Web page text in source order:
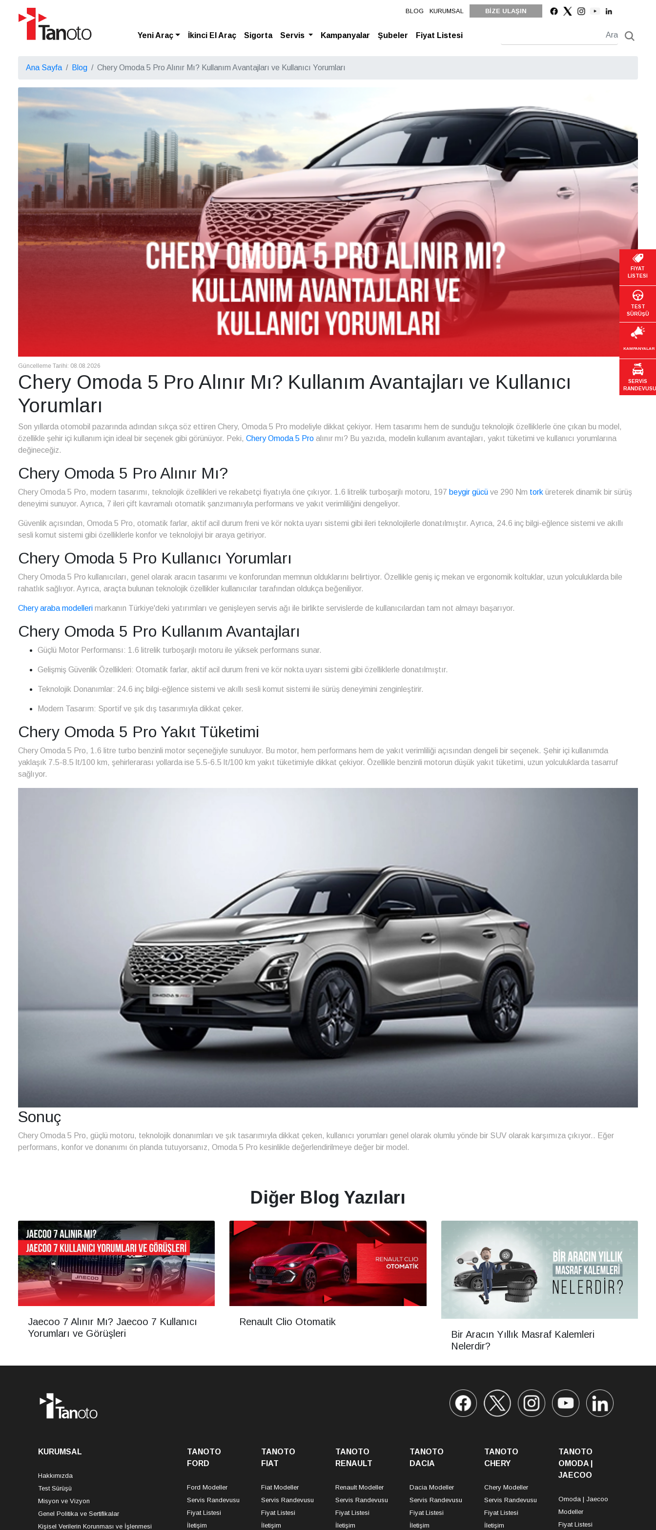
BLOG KURUMSAL BİZE ULAŞIN
Yeni Araç İkinci El Araç Sigorta Servis Kampanyalar Şubeler Fiyat Listesi
FİYAT
LİSTESİ
TEST
SÜRÜŞÜ
KAMPANYALAR
SERVİS
RANDEVUSU
Ana Sayfa Blog Chery Omoda 5 Pro Alınır Mı? Kullanım Avantajları ve Kullanıcı Yorumları
Güncelleme Tarihi: 08.08.2026
Chery Omoda 5 Pro Alınır Mı? Kullanım Avantajları ve Kullanıcı
Yorumları
Son yıllarda otomobil pazarında adından sıkça söz ettiren Chery, Omoda 5 Pro modeliyle dikkat çekiyor. Hem tasarımı hem de sunduğu teknolojik özelliklerle öne çıkan bu model,
özellikle şehir içi kullanım için ideal bir seçenek gibi görünüyor. Peki, Chery Omoda 5 Pro alınır mı? Bu yazıda, modelin kullanım avantajları, yakıt tüketimi ve kullanıcı yorumlarına
değineceğiz.
Chery Omoda 5 Pro Alınır Mı?
Chery Omoda 5 Pro, modern tasarımı, teknolojik özellikleri ve rekabetçi fiyatıyla öne çıkıyor. 1.6 litrelik turboşarjlı motoru, 197 beygir gücü ve 290 Nm tork üreterek dinamik bir sürüş
deneyimi sunuyor. Ayrıca, 7 ileri çift kavramalı otomatik şanzımanıyla performans ve yakıt verimliliğini dengeliyor.
Güvenlik açısından, Omoda 5 Pro, otomatik farlar, aktif acil durum freni ve kör nokta uyarı sistemi gibi ileri teknolojilerle donatılmıştır. Ayrıca, 24.6 inç bilgi-eğlence sistemi ve akıllı
sesli komut sistemi gibi özelliklerle konfor ve teknolojiyi bir araya getiriyor.
Chery Omoda 5 Pro Kullanıcı Yorumları
Chery Omoda 5 Pro kullanıcıları, genel olarak aracın tasarımı ve konforundan memnun olduklarını belirtiyor. Özellikle geniş iç mekan ve ergonomik koltuklar, uzun yolculuklarda bile
rahatlık sağlıyor. Ayrıca, araçta bulunan teknolojik özellikler kullanıcılar tarafından oldukça beğeniliyor.
Chery araba modelleri markanın Türkiye'deki yatırımları ve genişleyen servis ağı ile birlikte servislerde de kullanıcılardan tam not almayı başarıyor.
Chery Omoda 5 Pro Kullanım Avantajları
Güçlü Motor Performansı: 1.6 litrelik turboşarjlı motoru ile yüksek performans sunar.
Gelişmiş Güvenlik Özellikleri: Otomatik farlar, aktif acil durum freni ve kör nokta uyarı sistemi gibi özelliklerle donatılmıştır.
Teknolojik Donanımlar: 24.6 inç bilgi-eğlence sistemi ve akıllı sesli komut sistemi ile sürüş deneyimini zenginleştirir.
Modern Tasarım: Sportif ve şık dış tasarımıyla dikkat çeker.
Chery Omoda 5 Pro Yakıt Tüketimi
Chery Omoda 5 Pro, 1.6 litre turbo benzinli motor seçeneğiyle sunuluyor. Bu motor, hem performans hem de yakıt verimliliği açısından dengeli bir seçenek. Şehir içi kullanımda
yaklaşık 7.5-8.5 lt/100 km, şehirlerarası yollarda ise 5.5-6.5 lt/100 km yakıt tüketimiyle dikkat çekiyor. Özellikle benzinli motorun düşük yakıt tüketimi, uzun yolculuklarda tasarruf
sağlıyor.
Sonuç
Chery Omoda 5 Pro, güçlü motoru, teknolojik donanımları ve şık tasarımıyla dikkat çeken, kullanıcı yorumları genel olarak olumlu yönde bir SUV olarak karşımıza çıkıyor.. Eğer
performans, konfor ve donanımı ön planda tutuyorsanız, Omoda 5 Pro kesinlikle değerlendirilmeye değer bir model.
Diğer Blog Yazıları
Jaecoo 7 Alınır Mı? Jaecoo 7 Kullanıcı
Yorumları ve Görüşleri
Renault Clio Otomatik
Bir Aracın Yıllık Masraf Kalemleri
Nelerdir?
KURUMSAL
Hakkımızda
Test Sürüşü
Misyon ve Vizyon
Genel Politika ve Sertifikalar
Kişisel Verilerin Korunması ve İşlenmesi
TANOTO
FORD
Ford Modeller
Servis Randevusu
Fiyat Listesi
İletişim
TANOTO
FIAT
Fiat Modeller
Servis Randevusu
Fiyat Listesi
İletişim
TANOTO
RENAULT
Renault Modeller
Servis Randevusu
Fiyat Listesi
İletişim
TANOTO
DACIA
Dacia Modeller
Servis Randevusu
Fiyat Listesi
İletişim
TANOTO
CHERY
Chery Modeller
Servis Randevusu
Fiyat Listesi
İletişim
TANOTO
OMODA |
JAECOO
Omoda | Jaecoo
Modeller
Fiyat Listesi